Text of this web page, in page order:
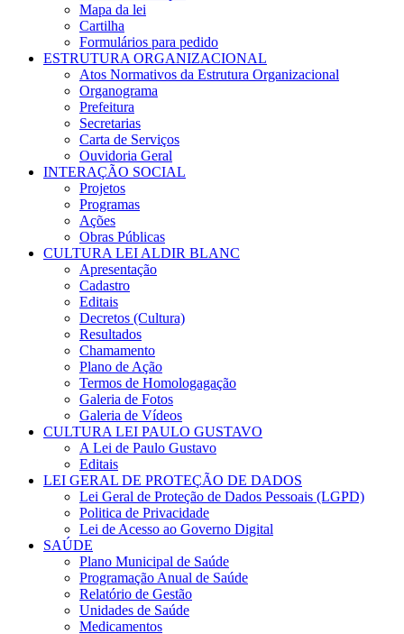
Mapa da lei
Cartilha
Formulários para pedido
ESTRUTURA ORGANIZACIONAL
Atos Normativos da Estrutura Organizacional
Organograma
Prefeitura
Secretarias
Carta de Serviços
Ouvidoria Geral
INTERAÇÃO SOCIAL
Projetos
Programas
Ações
Obras Públicas
CULTURA LEI ALDIR BLANC
Apresentação
Cadastro
Editais
Decretos (Cultura)
Resultados
Chamamento
Plano de Ação
Termos de Homologagação
Galeria de Fotos
Galeria de Vídeos
CULTURA LEI PAULO GUSTAVO
A Lei de Paulo Gustavo
Editais
LEI GERAL DE PROTEÇÃO DE DADOS
Lei Geral de Proteção de Dados Pessoais (LGPD)
Politica de Privacidade
Lei de Acesso ao Governo Digital
SAÚDE
Plano Municipal de Saúde
Programação Anual de Saúde
Relatório de Gestão
Unidades de Saúde
Medicamentos